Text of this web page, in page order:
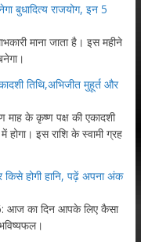
बुधादित्य राजयोग, इन 5
माना जाता है। इस महीने
तिथि,अभिजीत मुहूर्त और
के कृष्ण पक्ष की एकादशी
इस राशि के स्वामी ग्रह
होगी हानि, पढ़ें अपना अंक
का दिन आपके लिए कैसा